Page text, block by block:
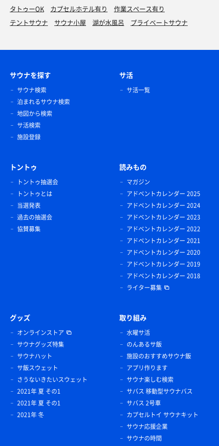
タトゥーOK
カプセルホテル有り
作業スペース有り
テントサウナ
サウナ小屋 湖が水風呂 プライベートサウナ
サウナを探す
サウナ検索
泊まれるサウナ検索
地図から検索
サ活検索
施設登録
サ活
サ活一覧
トントゥ
トントゥ抽選会
トントゥとは
当選発表
過去の抽選会
協賛募集
読みもの
マガジン
アドベントカレンダー 2025
アドベントカレンダー 2024
アドベントカレンダー 2023
アドベントカレンダー 2022
アドベントカレンダー 2021
アドベントカレンダー 2020
アドベントカレンダー 2019
アドベントカレンダー 2018
ライター募集
グッズ
オンラインストア
サウナグッズ特集
サウナハット
サ飯スウェット
さうないきたいスウェット
2021年 夏 その1
2021年 夏 その1
2021年 冬
取り組み
水曜サ活
のんあるサ飯
施設のおすすめサウナ飯
アプリ作ります
サウナ楽しむ検索
サバス 移動型サウナバス
サバス 2号車
カプセルトイ サウナキット
サウナ応援企業
サウナの時間